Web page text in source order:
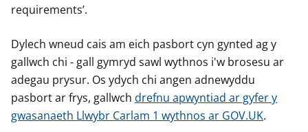
requirements’.
Dylech wneud cais am eich pasbort cyn gynted ag y
gallwch chi - gall gymryd sawl wythnos i'w brosesu ar
adegau prysur. Os ydych chi angen adnewyddu
pasbort ar frys, gallwch drefnu apwyntiad ar gyfer y
gwasanaeth Llwybr Carlam 1 wythnos ar GOV.UK.